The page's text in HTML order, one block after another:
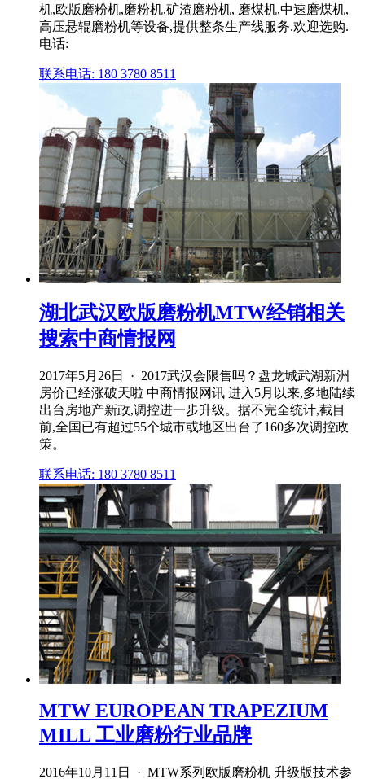
机,欧版磨粉机,磨粉机,矿渣磨粉机, 磨煤机,中速磨煤机,
高压悬辊磨粉机等设备,提供整条生产线服务.欢迎选购.
电话:
联系电话: 180 3780 8511
湖北武汉欧版磨粉机MTW经销相关
搜索中商情报网
2017年5月26日 · 2017武汉会限售吗？盘龙城武湖新洲
房价已经涨破天啦 中商情报网讯 进入5月以来,多地陆续
出台房地产新政,调控进一步升级。据不完全统计,截目
前,全国已有超过55个城市或地区出台了160多次调控政
策。
联系电话: 180 3780 8511
MTW EUROPEAN TRAPEZIUM
MILL 工业磨粉行业品牌
2016年10月11日 · MTW系列欧版磨粉机 升级版技术参